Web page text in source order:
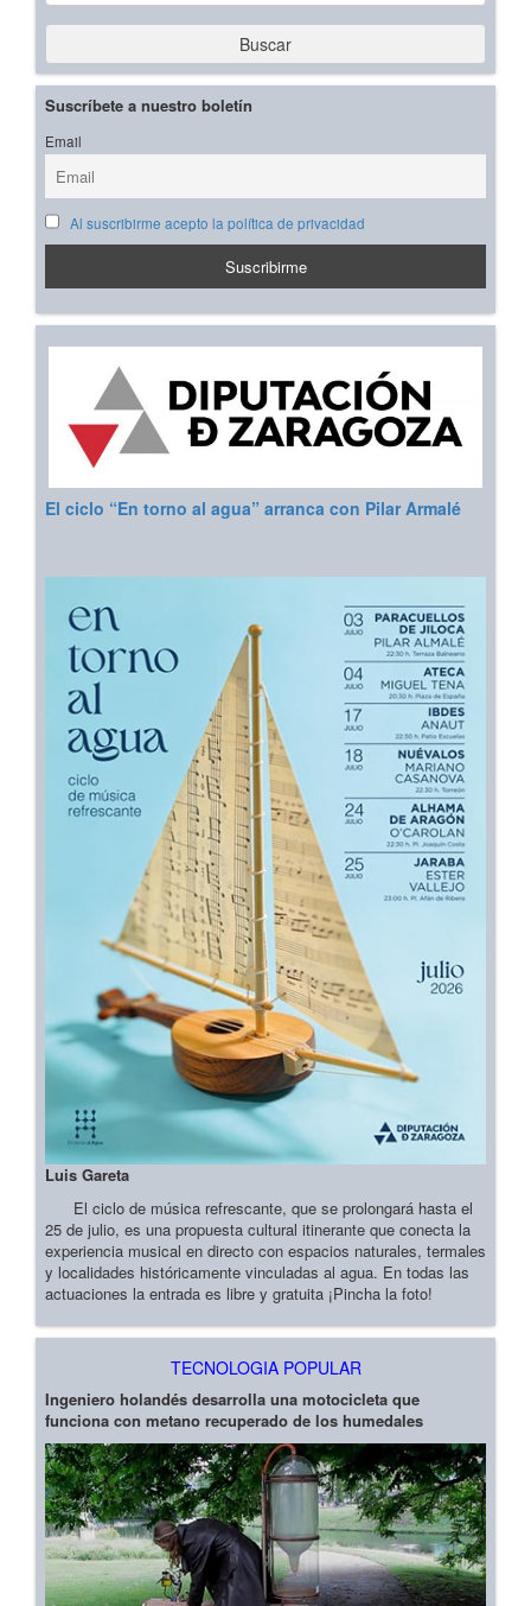
Buscar
Suscríbete a nuestro boletín
Email
Al suscribirme acepto la política de privacidad
El ciclo “En torno al agua” arranca con Pilar Armalé
Luis Gareta
El ciclo de música refrescante, que se prolongará hasta el
25 de julio, es una propuesta cultural itinerante que conecta la
experiencia musical en directo con espacios naturales, termales
y localidades históricamente vinculadas al agua. En todas las
actuaciones la entrada es libre y gratuita ¡Pincha la foto!
TECNOLOGIA POPULAR
Ingeniero holandés desarrolla una motocicleta que
funciona con metano recuperado de los humedales